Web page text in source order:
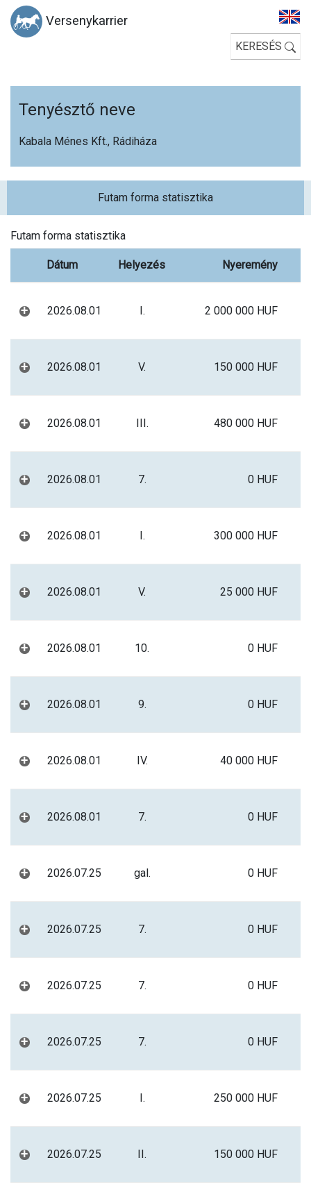
Versenykarrier
KERESÉS
Tenyésztő neve
Kabala Ménes Kft., Rádiháza
Futam forma statisztika
Futam forma statisztika
Dátum Helyezés Nyeremény
+ 2026.08.01 I. 2 000 000 HUF
+ 2026.08.01 V. 150 000 HUF
+ 2026.08.01 III. 480 000 HUF
+ 2026.08.01 7. 0 HUF
+ 2026.08.01 I. 300 000 HUF
+ 2026.08.01 V. 25 000 HUF
+ 2026.08.01 10. 0 HUF
+ 2026.08.01 9. 0 HUF
+ 2026.08.01 IV. 40 000 HUF
+ 2026.08.01 7. 0 HUF
+ 2026.07.25 gal. 0 HUF
+ 2026.07.25 7. 0 HUF
+ 2026.07.25 7. 0 HUF
+ 2026.07.25 7. 0 HUF
+ 2026.07.25 I. 250 000 HUF
+ 2026.07.25 II. 150 000 HUF